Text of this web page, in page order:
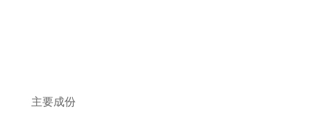
主要成份